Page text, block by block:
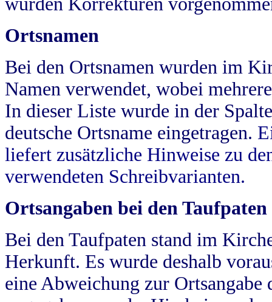
Ortsnamen
Bei den Ortsnamen wurden im
Namen verwendet, wobei
In dieser Liste wurde in der
deutsche Ortsname eingetragen.
liefert zusätzliche Hinweise zu
verwendeten Schreibvarianten.
Ortsangaben bei den Taufpaten
Bei den Taufpaten stand im
Herkunft. Es wurde deshalb
eine Abweichung zur